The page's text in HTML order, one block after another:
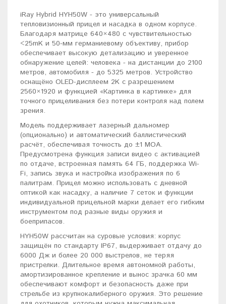
iRay Hybrid HYH50W - это универсальный
тепловизионный прицел и насадка в одном корпусе.
Благодаря матрице 640×480 с чувствительностью
<25mK и 50-мм германиевому объективу, прибор
обеспечивает высокую детализацию и уверенное
обнаружение целей: человека - на дистанции до 2100
метров, автомобиля - до 5325 метров. Устройство
оснащёно OLED-дисплеем 2K с разрешением
2560×1920 и функцией «Картинка в картинке» для
точного прицеливания без потери контроля над полем
зрения.
Модель поддерживает лазерный дальномер
(опционально) и автоматический баллистический
расчёт, обеспечивая точность до ±1 MOA.
Предусмотрена функция записи видео с активацией
по отдаче, встроенная память 64 ГБ, поддержка Wi-
Fi, запись звука и настройка изображения по 6
палитрам. Прицел можно использовать с дневной
оптикой как насадку, а наличие 7 сеток и функции
индивидуальной прицельной марки делает его гибким
инструментом под разные виды оружия и
боеприпасов.
HYH50W рассчитан на суровые условия: корпус
защищён по стандарту IP67, выдерживает отдачу до
6000 Дж и более 20 000 выстрелов, не теряя
пристрелки. Длительное время автономной работы,
амортизированное крепление и вынос зрачка 60 мм
обеспечивают комфорт и безопасность даже при
стрельбе из крупнокалиберного оружия. Это решение